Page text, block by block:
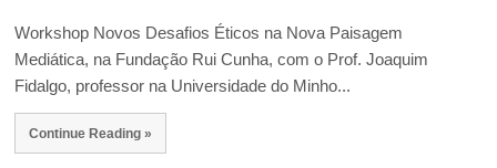
Workshop Novos Desafios Éticos na Nova Paisagem
Mediática, na Fundação Rui Cunha, com o Prof. Joaquim
Fidalgo, professor na Universidade do Minho...
Continue Reading »